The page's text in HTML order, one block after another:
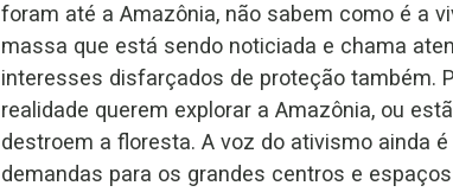
foram até a Amazônia, não sabem como é a
massa que está sendo noticiada e chama
interesses disfarçados de proteção também.
realidade querem explorar a Amazônia, ou
destroem a floresta. A voz do ativismo ainda
demandas para os grandes centros e